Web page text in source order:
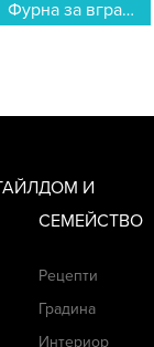
Фурна за вграждане Bosch HBA372EB4 , 71 , А+ , Пиролиза , Сензорно...
ДОМ И
СЕМЕЙСТВО
Рецепти
Градина
Интериор